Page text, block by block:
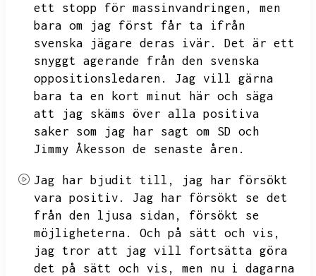
ett stopp för massinvandringen,
men
bara om jag först får ta ifrån
svenska jägare deras ivär.
Det är ett
snyggt agerande från den svenska
oppositionsledaren.
Jag vill gärna
bara ta en kort minut här och säga
att jag skäms över alla positiva
saker som jag har sagt om SD och
Jimmy Åkesson de senaste åren.
Jag har bjudit till,
jag har försökt
vara positiv.
Jag har försökt se det
från den ljusa sidan,
försökt se
möjligheterna.
Och på sätt och vis,
jag tror att jag vill fortsätta göra
det på sätt och vis,
men nu i dagarna